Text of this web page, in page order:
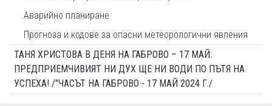
Аварийно планиране
Прогноза и кодове за опасни метеорологични явления
ТАНЯ ХРИСТОВА В ДЕНЯ НА ГАБРОВО – 17 МАЙ:
ПРЕДПРИЕМЧИВИЯТ НИ ДУХ ЩЕ НИ ВОДИ ПО ПЪТЯ НА
УСПЕХА! /"ЧАСЪТ НА ГАБРОВО - 17 МАЙ 2024 Г./